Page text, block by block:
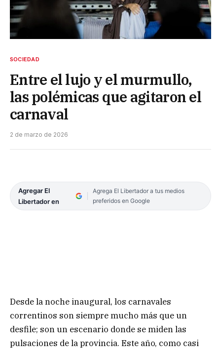
SOCIEDAD
Entre el lujo y el murmullo,
las polémicas que agitaron el
carnaval
2 de marzo de 2026
Agregar El
Libertador en
Agrega El Libertador a tus medios
preferidos en Google
Desde la noche inaugural, los carnavales
correntinos son siempre mucho más que un
desfile; son un escenario donde se miden las
pulsaciones de la provincia. Este año, como casi